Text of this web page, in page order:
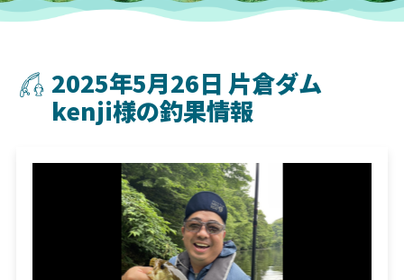
2025年5月26日 片倉ダム
kenji様の釣果情報